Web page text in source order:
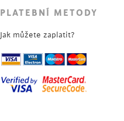
PLATEBNÍ METODY
Jak můžete zaplatit?